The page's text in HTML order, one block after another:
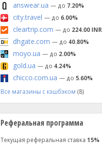
answear.ua — до 7.20%
city.travel — до 6.00%
cleartrip.com — до 224.00 INR
dhgate.com — до 40.80%
moyo.ua — до 2.00%
gold.ua — до 4.24%
chicco.com.ua — до 5.60%
Все магазины с кэшбэком (8)
Реферальная программа
Текущая реферальная ставка 15%